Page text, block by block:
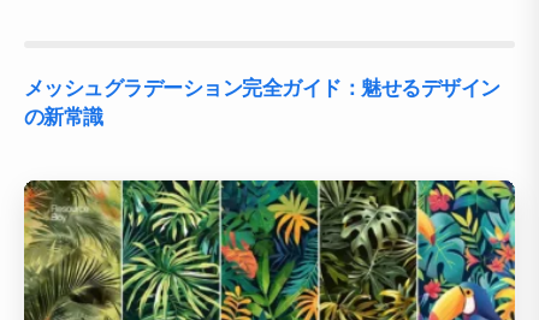
メッシュグラデーション完全ガイド：魅せるデザイン
の新常識